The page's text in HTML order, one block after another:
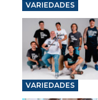
VARIEDADES
VARIEDADES